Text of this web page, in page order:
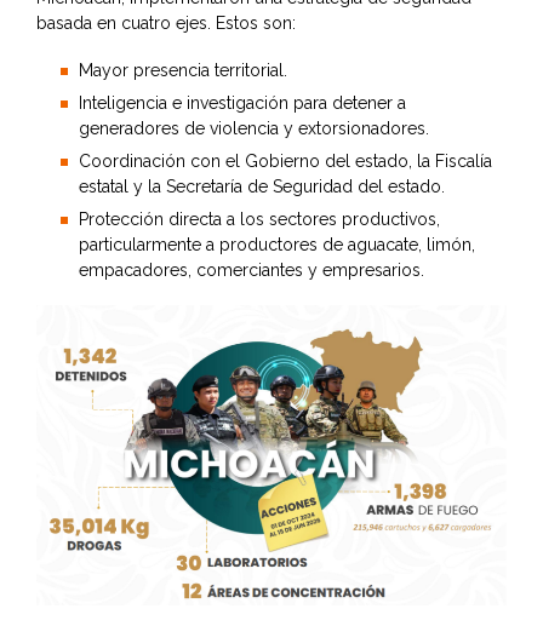
basada en cuatro ejes. Estos son:
Mayor presencia territorial.
Inteligencia e investigación para detener a
generadores de violencia y extorsionadores.
Coordinación con el Gobierno del estado, la Fiscalía
estatal y la Secretaría de Seguridad del estado.
Protección directa a los sectores productivos,
particularmente a productores de aguacate, limón,
empacadores, comerciantes y empresarios.